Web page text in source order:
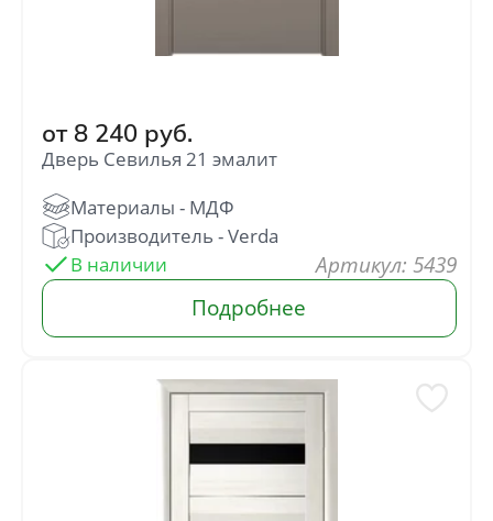
от 8 240 руб.
Дверь Севилья 21 эмалит
: 5439